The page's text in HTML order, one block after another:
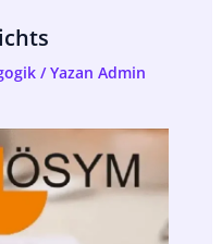
/ Yazan Admin